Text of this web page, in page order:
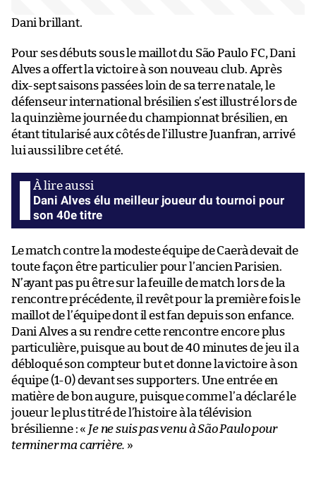
Dani brillant.
Pour ses débuts sous le maillot du São Paulo FC, Dani
Alves a offert la victoire à son nouveau club. Après
dix-sept saisons passées loin de sa terre natale, le
défenseur international brésilien s’est illustré lors de
la quinzième journée du championnat brésilien, en
étant titularisé aux côtés de l’illustre Juanfran, arrivé
lui aussi libre cet été.
Dani Alves élu meilleur joueur du tournoi pour
son 40e titre
Le match contre la modeste équipe de Caerà devait de
toute façon être particulier pour l’ancien Parisien.
N’ayant pas pu être sur la feuille de match lors de la
rencontre précédente, il revêt pour la première fois le
maillot de l’équipe dont il est fan depuis son enfance.
Dani Alves a su rendre cette rencontre encore plus
particulière, puisque au bout de 40 minutes de jeu il a
débloqué son compteur but et donne la victoire à son
équipe (1-0) devant ses supporters. Une entrée en
matière de bon augure, puisque comme l’a déclaré le
joueur le plus titré de l’histoire à la télévision
brésilienne : « Je ne suis pas venu à São Paulo pour
terminer ma carrière. »